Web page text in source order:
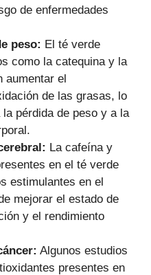
de enfermedades
peso: El té verde
como la catequina y la
aumentar el
de las grasas, lo
pérdida de peso y a la
La cafeína y
en el té verde
estimulantes en el
mejorar el estado de
y el rendimiento
Algunos estudios
presentes en